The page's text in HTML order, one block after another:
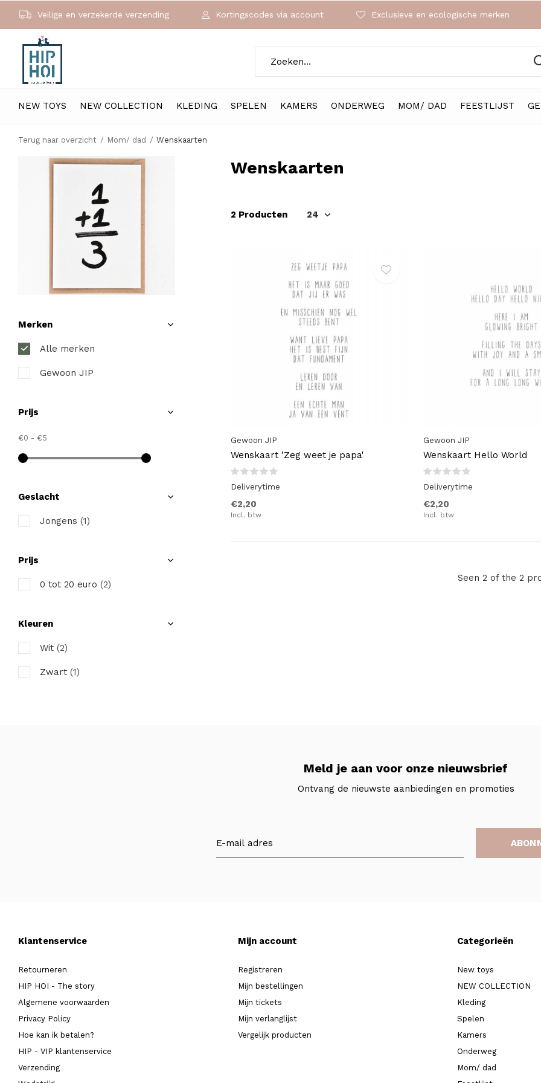
NEW TOYS NEW COLLECTION KLEDING SPELEN KAMERS ONDERWEG MOM/ DAD FEESTLIJST
Veilige en verzekerde verzending Kortingscodes via account Exclusieve en ecologische merken
Terug naar overzicht Mom/ dad Wenskaarten
Wenskaarten
2 Producten
Gewoon JIP
Wenskaart 'Zeg weet je papa'
Deliverytime
€2,20
Incl. btw
Gewoon JIP
Wenskaart Hello World
Deliverytime
€2,20
Incl. btw
Seen 2 of the 2
Merken
Alle merken
Gewoon JIP
Prijs
€0 - €5
Geslacht
Jongens (1)
Prijs
0 tot 20 euro (2)
Kleuren
Wit (2)
Zwart (1)
Meld je aan voor onze nieuwsbrief
Ontvang de nieuwste aanbiedingen en promoties
Klantenservice
Retourneren
HIP HOI - The story
Algemene voorwaarden
Privacy Policy
Hoe kan ik betalen?
HIP - VIP klantenservice
Verzending
Mijn account
Registreren
Mijn bestellingen
Mijn tickets
Mijn verlanglijst
Vergelijk producten
Categorieën
New toys
NEW COLLECTION
Kleding
Spelen
Kamers
Onderweg
Mom/ dad